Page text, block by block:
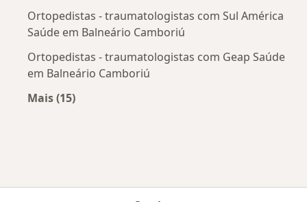
Ortopedistas - traumatologistas com Sul América
Saúde em Balneário Camboriú
Ortopedistas - traumatologistas com Geap Saúde
em Balneário Camboriú
Mais (15)